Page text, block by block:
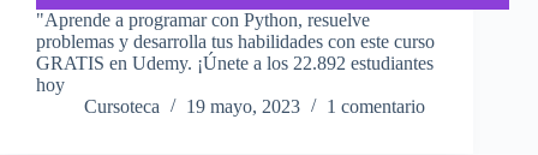
"Aprende a programar con Python, resuelve
problemas y desarrolla tus habilidades con este curso
GRATIS en Udemy. ¡Únete a los 22.892 estudiantes
hoy
Cursoteca
19 mayo, 2023 1 comentario